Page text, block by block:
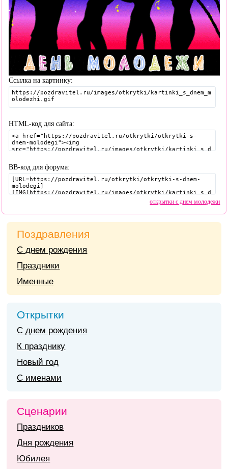
Ссылка на картинку:
HTML-код для сайта:
BB-код для форума:
открытки с днем молодежи
Поздравления
С днем рождения
Праздники
Именные
Открытки
С днем рождения
К празднику
Новый год
С именами
Сценарии
Праздников
Дня рождения
Юбилея